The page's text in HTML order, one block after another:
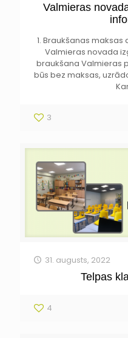
Valmieras
1. Braukšanas maksas
Valmieras novada
braukšana Valmieras
būs bez maksas,
3
31. augusts, 2022
Telpas
4